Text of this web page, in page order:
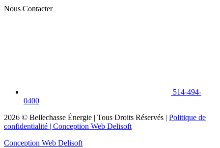
Nous Contacter
514-494-
0400
2026 © Bellechasse Énergie | Tous Droits Réservés | Politique de
confidentialité | Conception Web Delisoft
Conception Web Delisoft